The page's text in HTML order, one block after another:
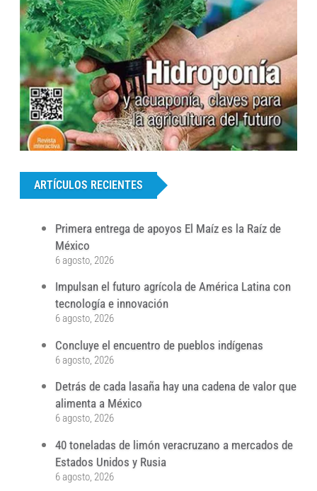
ARTÍCULOS RECIENTES
Primera entrega de apoyos El Maíz es la Raíz de
México
6 agosto, 2026
Impulsan el futuro agrícola de América Latina con
tecnología e innovación
6 agosto, 2026
Concluye el encuentro de pueblos indígenas
6 agosto, 2026
Detrás de cada lasaña hay una cadena de valor que
alimenta a México
6 agosto, 2026
40 toneladas de limón veracruzano a mercados de
Estados Unidos y Rusia
6 agosto, 2026